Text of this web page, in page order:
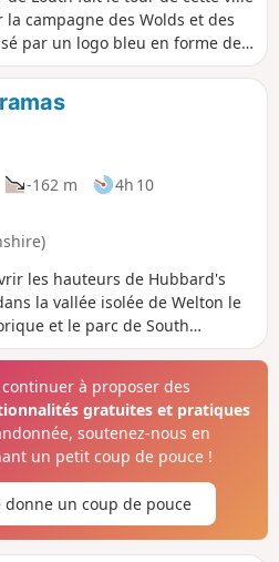
campagne des Wolds et des
par un logo bleu en forme de
fait 22 km, il y a des
différents chemins publics
veux pas tout faire en une
-162 m
4h 10
les hauteurs de Hubbard's
la vallée isolée de Welton le
et le parc de South
à Louth.
continuer à proposer des
gratuites et pratiques
soutenez-nous en
un petit coup de pouce !
donne un coup de pouce